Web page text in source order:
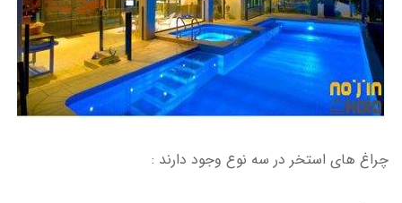
چراغ های استخر در سه نوع وجود دارند :